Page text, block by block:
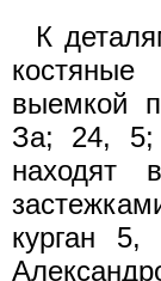
К
выемкой
За; 24,
находят
курган 5,